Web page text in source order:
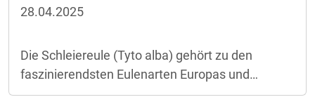
28.04.2025
Die Schleiereule (Tyto alba) gehört zu den
faszinierendsten Eulenarten Europas und
kommt, wenn überhaupt noch, meist in der Nähe